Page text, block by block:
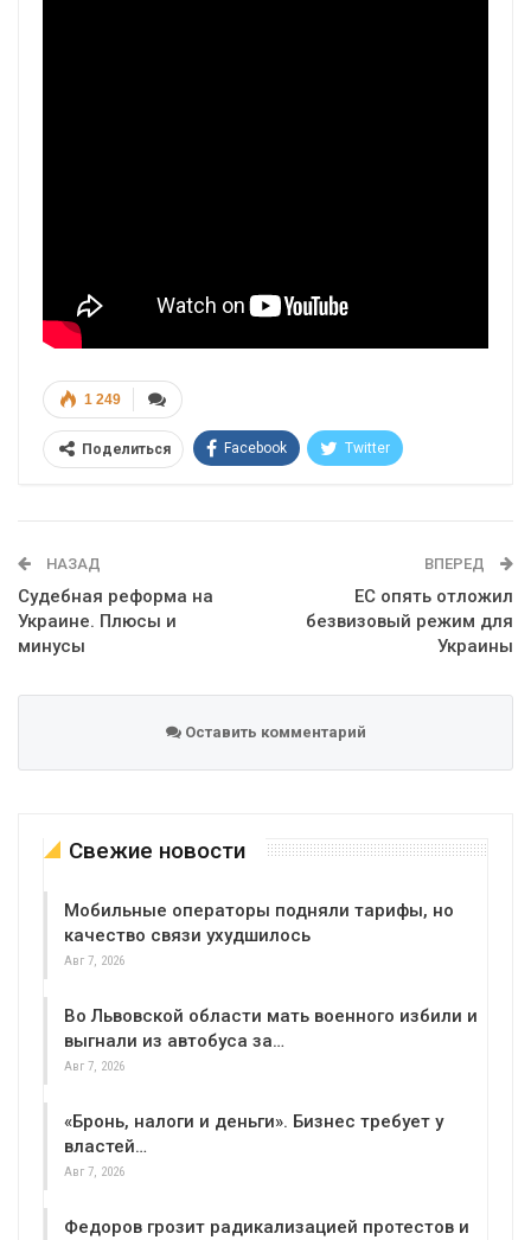
1 249
Поделиться Facebook Twitter
НАЗАД
Судебная реформа на
Украине. Плюсы и
минусы
ВПЕРЕД
ЕС опять отложил
безвизовый режим для
Украины
Оставить комментарий
Свежие новости
Мобильные операторы подняли тарифы, но
качество связи ухудшилось
Авг 7, 2026
Во Львовской области мать военного избили и
выгнали из автобуса за…
Авг 7, 2026
«Бронь, налоги и деньги». Бизнес требует у
властей…
Авг 7, 2026
Федоров грозит радикализацией протестов и